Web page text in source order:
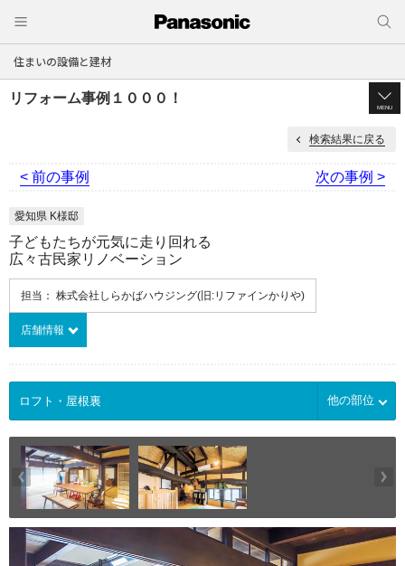
住まいの設備と建材
リフォーム事例１０００！
MENU
検索結果に戻る
< 前の事例 次の事例 >
愛知県 K様邸
子どもたちが元気に走り回れる
広々古民家リノベーション
担当： 株式会社しらかばハウジング(旧:リファインかりや)
店舗情報
他の部位